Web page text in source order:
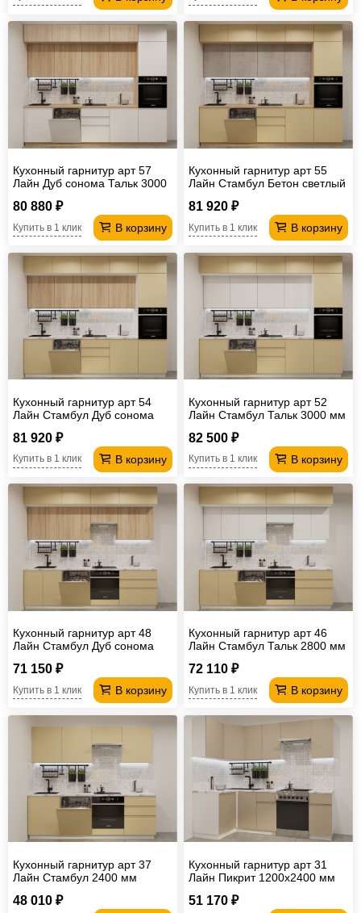
Кухонный гарнитур арт 57
Лайн Дуб сонома Тальк 3000
80 880 ₽
В корзину
Купить в 1 клик
Кухонный гарнитур арт 55
Лайн Стамбул Бетон светлый
81 920 ₽
В корзину
Купить в 1 клик
Кухонный гарнитур арт 54
Лайн Стамбул Дуб сонома
81 920 ₽
В корзину
Купить в 1 клик
Кухонный гарнитур арт 52
Лайн Стамбул Тальк 3000 мм
82 500 ₽
В корзину
Купить в 1 клик
Кухонный гарнитур арт 48
Лайн Стамбул Дуб сонома
71 150 ₽
В корзину
Купить в 1 клик
Кухонный гарнитур арт 46
Лайн Стамбул Тальк 2800 мм
72 110 ₽
В корзину
Купить в 1 клик
Кухонный гарнитур арт 37
Лайн Стамбул 2400 мм
48 010 ₽
Кухонный гарнитур арт 31
Лайн Пикрит 1200х2400 мм
51 170 ₽